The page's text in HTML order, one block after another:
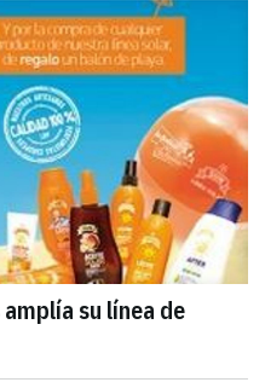
su línea de